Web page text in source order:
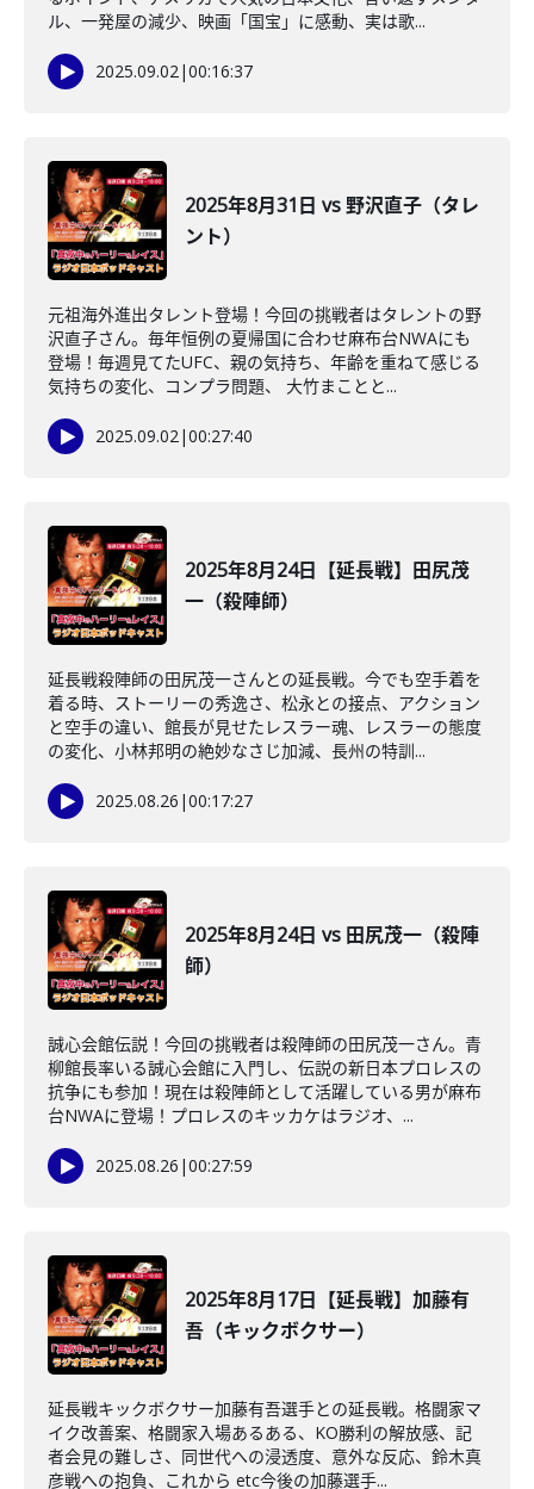
ル、一発屋の減少、映画「国宝」に感動、実は歌...
2025.09.02|00:16:37
2025年8月31日 vs 野沢直子（タレ
ント）
元祖海外進出タレント登場！今回の挑戦者はタレントの野
沢直子さん。毎年恒例の夏帰国に合わせ麻布台NWAにも
登場！毎週見てたUFC、親の気持ち、年齢を重ねて感じる
気持ちの変化、コンプラ問題、 大竹まことと...
2025.09.02|00:27:40
2025年8月24日【延長戦】田尻茂
一（殺陣師）
延長戦殺陣師の田尻茂一さんとの延長戦。今でも空手着を
着る時、ストーリーの秀逸さ、松永との接点、アクション
と空手の違い、館長が見せたレスラー魂、レスラーの態度
の変化、小林邦明の絶妙なさじ加減、長州の特訓...
2025.08.26 |00:17:27
2025年8月24日 vs 田尻茂一（殺陣
師）
誠心会館伝説！今回の挑戦者は殺陣師の田尻茂一さん。青
柳館長率いる誠心会館に入門し、伝説の新日本プロレスの
抗争にも参加！現在は殺陣師として活躍している男が麻布
台NWAに登場！プロレスのキッカケはラジオ、...
2025.08.26 |00:27:59
2025年8月17日【延長戦】加藤有
吾（キックボクサー）
延長戦キックボクサー加藤有吾選手との延長戦。格闘家マ
イク改善案、格闘家入場あるある、KO勝利の解放感、記
者会見の難しさ、同世代への浸透度、意外な反応、鈴木真
彦戦への抱負、これから etc今後の加藤選手...